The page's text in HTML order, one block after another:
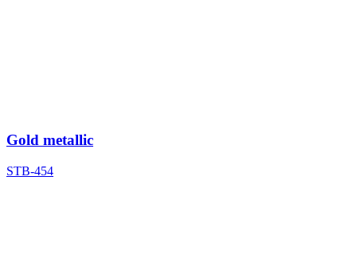
Gold metallic
STB-454